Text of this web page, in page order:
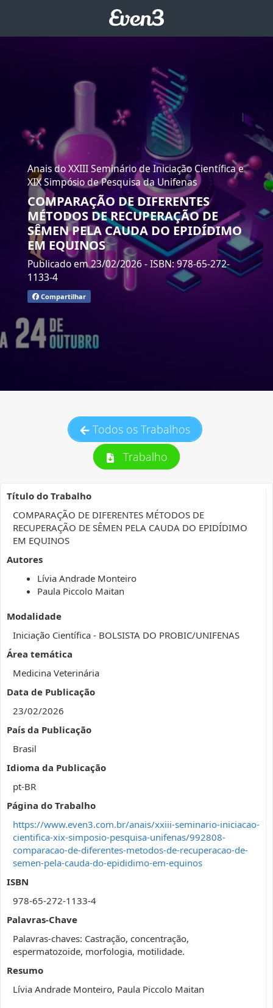
Anais do XXIII Seminário de Iniciação Científica e
XIX Simpósio de Pesquisa da Unifenas
COMPARAÇÃO DE DIFERENTES
MÉTODOS DE RECUPERAÇÃO DE
SÊMEN PELA CAUDA DO EPIDÍDIMO
EM EQUINOS
Publicado em 23/02/2026- ISBN: 978-65-272-
1133-4
Compartilhar
Todos os Trabalhos
Trabalho
Título do Trabalho
COMPARAÇÃO DE DIFERENTES MÉTODOS DE
RECUPERAÇÃO DE SÊMEN PELA CAUDA DO EPIDÍDIMO
EM EQUINOS
Autores
Lívia Andrade Monteiro
Paula Piccolo Maitan
Modalidade
Iniciação Científica - BOLSISTA DO PROBIC/UNIFENAS
Área temática
Medicina Veterinária
Data de Publicação
23/02/2026
País da Publicação
Brasil
Idioma da Publicação
pt-BR
Página do Trabalho
https://www.even3.com.br/anais/xxiii-seminario-iniciacao-
cientifica-xix-simposio-pesquisa-unifenas/992808-
comparacao-de-diferentes-metodos-de-recuperacao-de-
semen-pela-cauda-do-epididimo-em-equinos
ISBN
978-65-272-1133-4
Palavras-Chave
Palavras-chaves: Castração, concentração,
espermatozoide, morfologia, motilidade.
Resumo
Lívia Andrade Monteiro, Paula Piccolo Maitan